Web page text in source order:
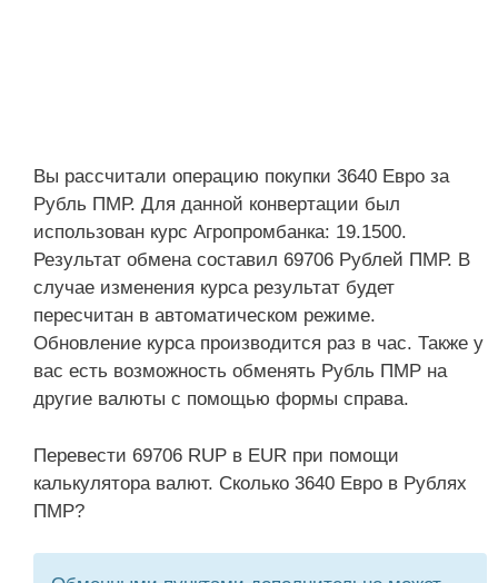
Вы рассчитали операцию покупки 3640 Евро за
Рубль ПМР. Для данной конвертации был
использован курс Агропромбанка: 19.1500.
Результат обмена составил 69706 Рублей ПМР. В
случае изменения курса результат будет
пересчитан в автоматическом режиме.
Обновление курса производится раз в час. Также у
вас есть возможность обменять Рубль ПМР на
другие валюты с помощью формы справа.
Перевести 69706 RUP в EUR при помощи
калькулятора валют. Сколько 3640 Евро в Рублях
ПМР?